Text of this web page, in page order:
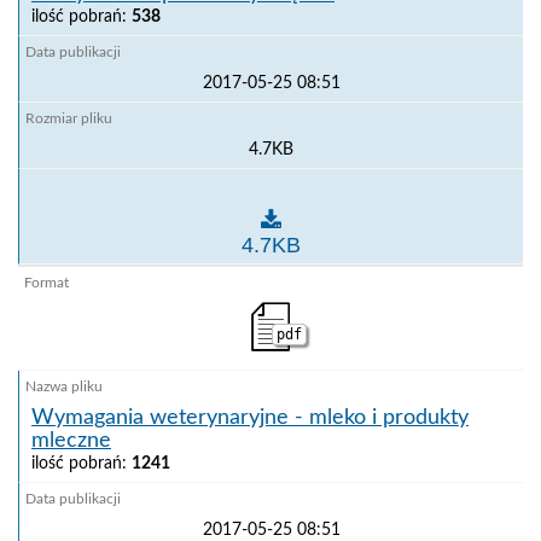
ilość pobrań: 538
2017-05-25 08:51
4.7KB
Tadżykistan - przetwory mięsne
4.7KB
pdf
Wymagania weterynaryjne - mleko i produkty
mleczne
ilość pobrań: 1241
2017-05-25 08:51